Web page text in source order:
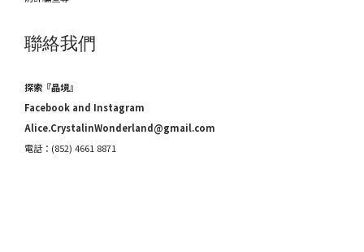
聯絡我們
探索『晶境』
Facebook and Instagram
Alice.CrystalinWonderland@gmail.com
電話：(852) 4661 8871